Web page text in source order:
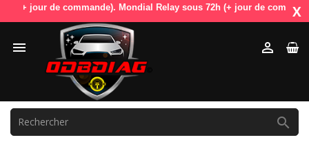
jour de commande). Mondial Relay sous 72h (+ jour de commande).X
 
